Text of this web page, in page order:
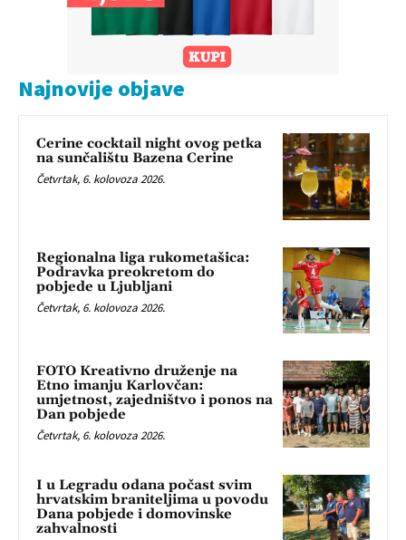
Najnovije objave
Cerine cocktail night ovog petka
na sunčalištu Bazena Cerine
Četvrtak, 6. kolovoza 2026.
Regionalna liga rukometašica:
Podravka preokretom do
pobjede u Ljubljani
Četvrtak, 6. kolovoza 2026.
FOTO Kreativno druženje na
Etno imanju Karlovčan:
umjetnost, zajedništvo i ponos na
Dan pobjede
Četvrtak, 6. kolovoza 2026.
I u Legradu odana počast svim
hrvatskim braniteljima u povodu
Dana pobjede i domovinske
zahvalnosti